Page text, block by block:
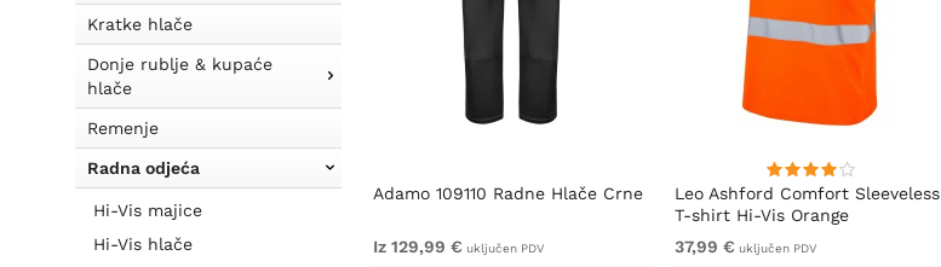
Kratke hlače
Donje rublje & kupaće
hlače
Remenje
Radna odjeća
Hi-Vis majice
Hi-Vis hlače
Leo Watersmeet Coolviz Plus
Polo Hi-Vis Orange/Navy
Iz 49,99 €uključen PDV
Adamo 109110 Radne Hlače Crne
Iz 129,99 € uključen PDV
Leo Ashford Comfort Sleeveless
T-shirt Hi-Vis Orange
37,99 € uključen PDV